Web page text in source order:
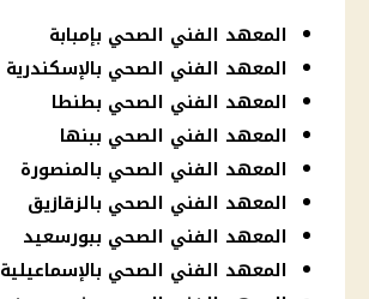
المعهد الفني الصحي بإمبابة
المعهد الفني الصحي بالإسكندرية
المعهد الفني الصحي بطنطا
المعهد الفني الصحي ببنها
المعهد الفني الصحي بالمنصورة
المعهد الفني الصحي بالزقازيق
المعهد الفني الصحي ببورسعيد
المعهد الفني الصحي بالإسماعيلية